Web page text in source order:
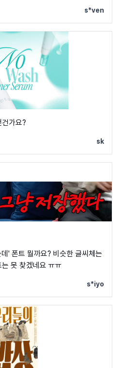
s*ven
가요?
sk
' 폰트 뭘까요? 비슷한 글씨체는
못 찾겠네요 ㅠㅠ
s*iyo